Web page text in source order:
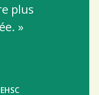
plus
»